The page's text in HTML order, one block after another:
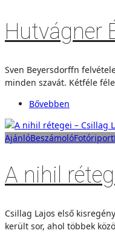
Hutvágner
Sven Beyersdorffn
minden szavát. Kétféle
Bővebben
AjánlóBeszámolóFotóriport
A nihil
Csillag Lajos első
került sor, ahol többek